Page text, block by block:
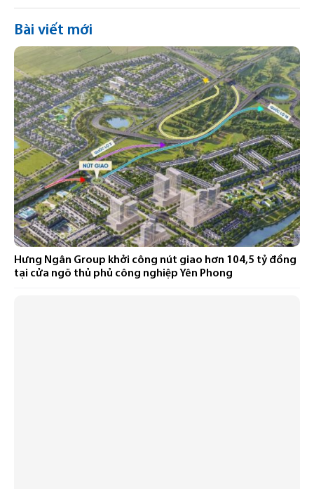
Bài viết mới
Hưng Ngân Group khởi công nút giao hơn 104,5 tỷ đồng
tại cửa ngõ thủ phủ công nghiệp Yên Phong